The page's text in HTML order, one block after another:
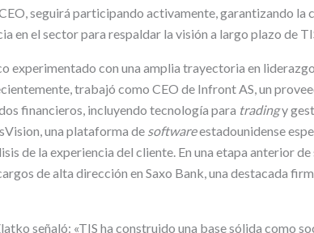
seguirá participando activamente, garantizando la
en el sector para respaldar la visión a largo plazo de
experimentado con una amplia trayectoria en
trabajó como CEO de Infront AS, un
financieros, incluyendo tecnología para tradingy
una plataforma desoftwareestadounidense
de la experiencia del cliente. En una etapa anterior
de alta dirección en Saxo Bank, una destacada
señaló: «TIS ha construido una base sólida como